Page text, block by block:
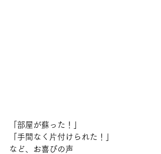
「部屋が蘇った！」
「手間なく片付けられた！」
など、お喜びの声